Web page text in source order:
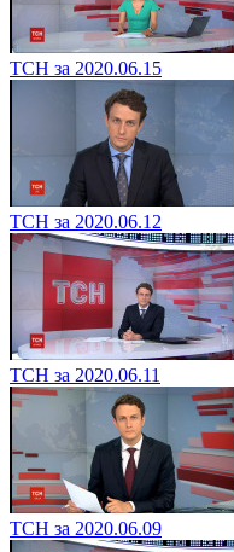
ТСН за 2020.06.15
ТСН за 2020.06.12
ТСН за 2020.06.11
ТСН за 2020.06.09